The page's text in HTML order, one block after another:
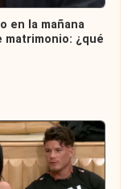
en la mañana
¿qué